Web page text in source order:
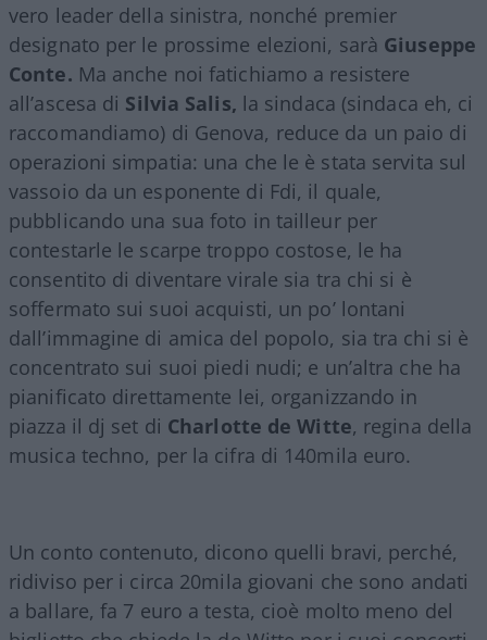
vero leader della sinistra, nonché premier
designato per le prossime elezioni, sarà Giuseppe
Conte. Ma anche noi fatichiamo a resistere
all’ascesa di Silvia Salis, la sindaca (sindaca eh, ci
raccomandiamo) di Genova, reduce da un paio di
operazioni simpatia: una che le è stata servita sul
vassoio da un esponente di Fdi, il quale,
pubblicando una sua foto in tailleur per
contestarle le scarpe troppo costose, le ha
consentito di diventare virale sia tra chi si è
soffermato sui suoi acquisti, un po’ lontani
dall’immagine di amica del popolo, sia tra chi si è
concentrato sui suoi piedi nudi; e un’altra che ha
pianificato direttamente lei, organizzando in
piazza il dj set di Charlotte de Witte, regina della
musica techno, per la cifra di 140mila euro.
Un conto contenuto, dicono quelli bravi, perché,
ridiviso per i circa 20mila giovani che sono andati
a ballare, fa 7 euro a testa, cioè molto meno del